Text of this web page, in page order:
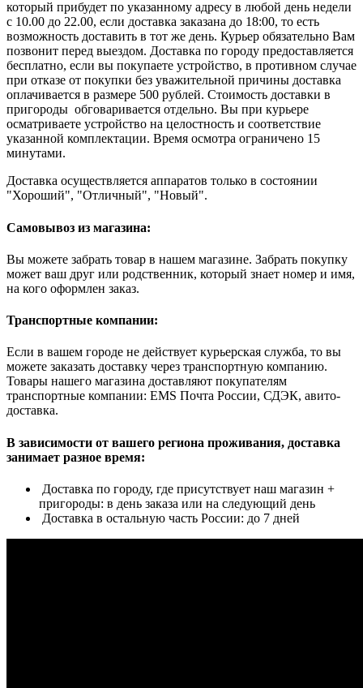
который прибудет по указанному адресу в любой день недели
с 10.00 до 22.00, если доставка заказана до 18:00, то есть
возможность доставить в тот же день. Курьер обязательно Вам
позвонит перед выездом. Доставка по городу предоставляется
бесплатно, если вы покупаете устройство, в противном случае
при отказе от покупки без уважительной причины доставка
оплачивается в размере 500 рублей. Стоимость доставки в
пригороды обговаривается отдельно. Вы при курьере
осматриваете устройство на целостность и соответствие
указанной комплектации. Время осмотра ограничено 15
минутами.
Доставка осуществляется аппаратов только в состоянии
"Хороший", "Отличный", "Новый".
Самовывоз из магазина:
Вы можете забрать товар в нашем магазине. Забрать покупку
может ваш друг или родственник, который знает номер и имя,
на кого оформлен заказ.
Транспортные компании:
Если в вашем городе не действует курьерская служба, то вы
можете заказать доставку через транспортную компанию.
Товары нашего магазина доставляют покупателям
транспортные компании: EMS Почта России, СДЭК, авито-
доставка.
В зависимости от вашего региона проживания, доставка
занимает разное время:
Доставка по городу, где присутствует наш магазин +
пригороды: в день заказа или на следующий день
Доставка в остальную часть России: до 7 дней